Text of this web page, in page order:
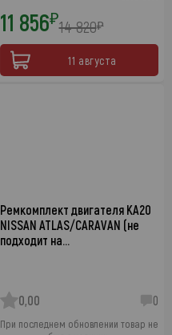
11 856₽14 820₽
11 августа
Ремкомплект двигателя KA20
NISSAN ATLAS/CARAVAN (не
подходит на…
0,00 0
При последнем обновлении товар не